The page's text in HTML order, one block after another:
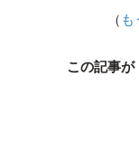
（
この記事が